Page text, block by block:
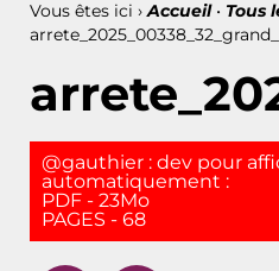
Vous êtes ici › Accueil• Tous
@gauthier : dev pour
automatiquement :
PDF - 23Mo
PAGES - 68